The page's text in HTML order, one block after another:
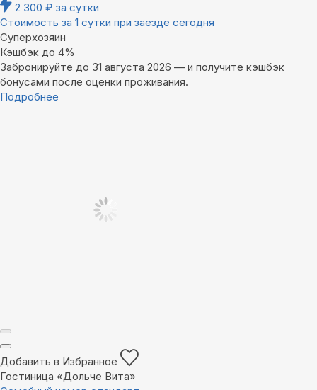
2 300 ₽ за сутки
Стоимость за 1 сутки при заезде сегодня
Суперхозяин
Кэшбэк до 4%
Забронируйте до 31 августа 2026 — и получите кэшбэк
бонусами после оценки проживания.
Подробнее
Добавить в Избранное
Гостиница «Дольче Вита»